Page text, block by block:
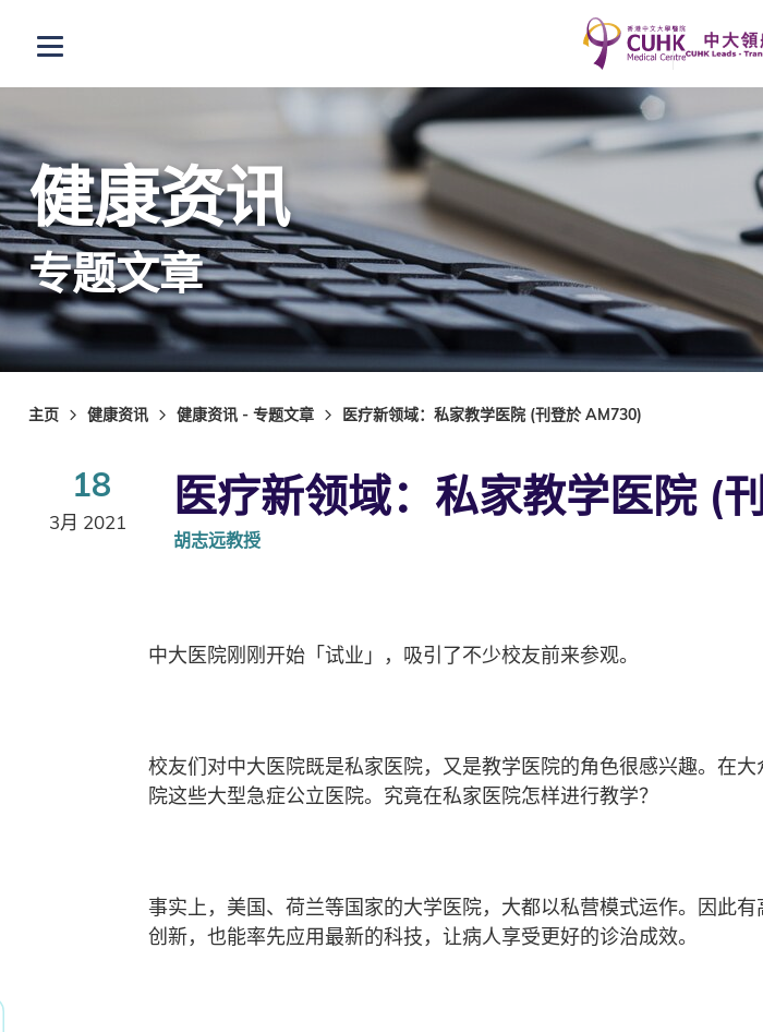
打开选单
健康资讯
专题文章
主页 健康资讯 健康资讯 - 专题文章 医疗新领域：私家教学医院 (刊登於 AM730)
18
3月 2021 医疗新领域：私家教学医院 (
胡志远教授
中大医院刚刚开始「试业」，吸引了不少校友前来参观。
校友们对中大医院既是私家医院，又是教学医院的角色很感兴趣。在
院这些大型急症公立医院。究竟在私家医院怎样进行教学？
事实上，美国、荷兰等国家的大学医院，大都以私营模式运作。因此
创新，也能率先应用最新的科技，让病人享受更好的诊治成效。